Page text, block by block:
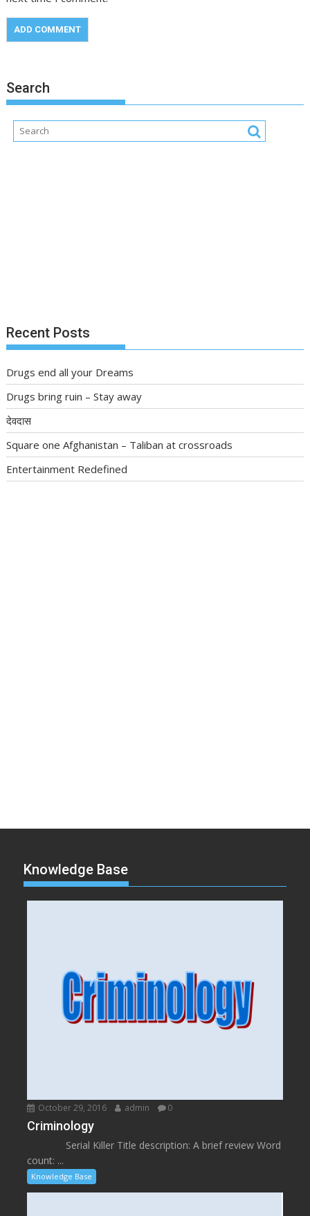
Search
Recent Posts
Drugs end all your Dreams
Drugs bring ruin – Stay away
देवदास
Square one Afghanistan – Taliban at crossroads
Entertainment Redefined
Knowledge Base
October 29, 2016 admin 0
Criminology
Serial Killer Title description: A brief review Word
count: ...
Knowledge Base